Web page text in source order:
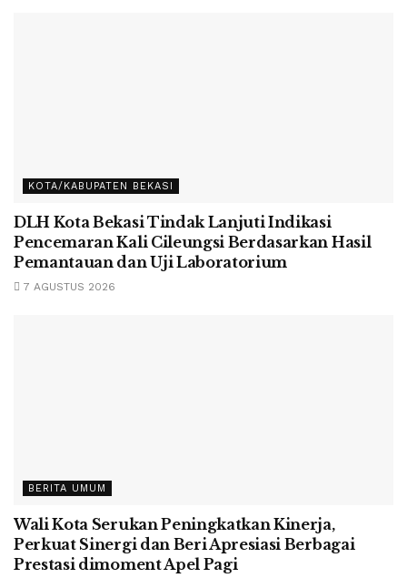
KOTA/KABUPATEN BEKASI
DLH Kota Bekasi Tindak Lanjuti Indikasi
Pencemaran Kali Cileungsi Berdasarkan Hasil
Pemantauan dan Uji Laboratorium
7 AGUSTUS 2026
BERITA UMUM
Wali Kota Serukan Peningkatkan Kinerja,
Perkuat Sinergi dan Beri Apresiasi Berbagai
Prestasi dimoment Apel Pagi